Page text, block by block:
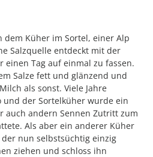
dem Küher im Sortel, einer Alp
Salzquelle entdeckt mit der
einen Tag auf einmal zu fassen.
Salze fett und glänzend und
als sonst. Viele Jahre
und der Sortelküher wurde ein
auch andern Sennen Zutritt zum
Als aber ein anderer Küher
nun selbstsüchtig einzig
ziehen und schloss ihn